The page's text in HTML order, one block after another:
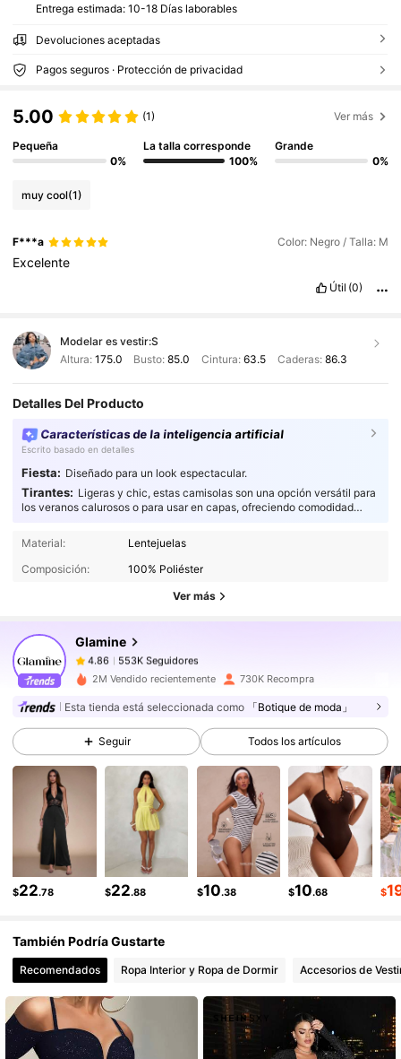
Entrega estimada: 10-18 Días laborables
Devoluciones aceptadas
Pagos seguros · Protección de privacidad
5.00 (1) Ver más
Pequeña
0%
La talla corresponde
100%
Grande
0%
muy cool(1)
F***a Color: Negro / Talla: M
Excelente
Útil (0)
Modelar es vestir:S
Altura: 175.0 Busto:85.0 Cintura: 63.5 Caderas: 86.3
Detalles Del Producto
Características de la inteligencia artificial
Escrito basado en detalles
Fiesta: Diseñado para un look espectacular.
Tirantes: Ligeras y chic, estas camisolas son una opción versátil para
los veranos calurosos o para usar en capas, ofreciendo comodidad
Material:
Lentejuelas
Composición:
100% Poliéster
Ver más
Glamine
553K Seguidores
4.86 553K Seguidores
553K Seguidores
4.86
553K Seguidores
i***i seguido
Hace 1 horas
4.86 553K Seguidores
553K Seguidores
553K Seguidores
553K Seguidores
2M Vendido recientemente 730K Recompra
Esta tienda está seleccionada como 「Botique de moda」
Seguir Todos los artículos
$22.78 $22.88 $10.38 $10.68 $
También Podría Gustarte
Recomendados Ropa Interior y Ropa de Dormir Accesorios de